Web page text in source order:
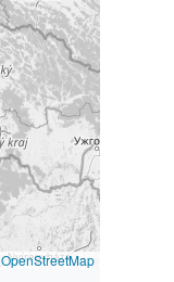
OpenStreetMap